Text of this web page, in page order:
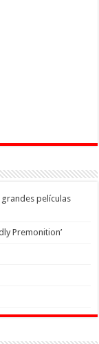
grandes películas
Premonition’